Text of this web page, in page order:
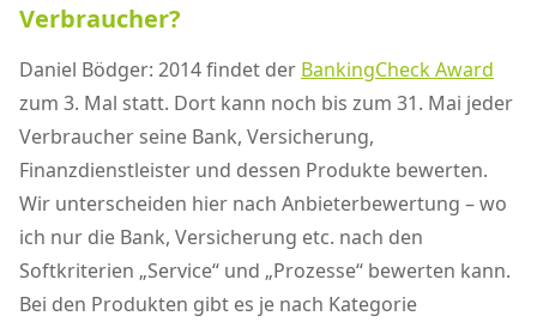
Verbraucher?
Daniel Bödger: 2014 findet der BankingCheck Award
zum 3. Mal statt. Dort kann noch bis zum 31. Mai jeder
Verbraucher seine Bank, Versicherung,
Finanzdienstleister und dessen Produkte bewerten.
Wir unterscheiden hier nach Anbieterbewertung – wo
ich nur die Bank, Versicherung etc. nach den
Softkriterien „Service“ und „Prozesse“ bewerten kann.
Bei den Produkten gibt es je nach Kategorie